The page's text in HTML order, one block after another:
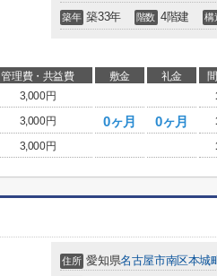
築年 築33年 階数 4階建 構
管理費・共益費 敷金 礼金
3,000円
3,000円 0ヶ月 0ヶ月
3,000円
住所 愛知県名古屋市南区本城